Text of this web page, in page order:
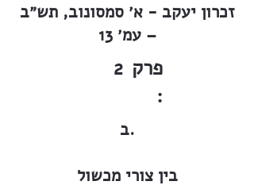
זכרון יעקב - א׳ סמסונוב, תש״ב
– עמ׳ 13
2 פרק
:
ב.
בין צורי מכשול